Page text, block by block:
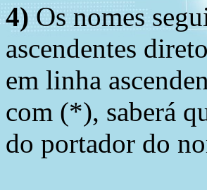
4) Os nomes
ascendentes
em linha
com (*), saberá
do portador do